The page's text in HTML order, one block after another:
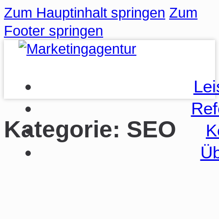
Zum Hauptinhalt springen Zum
Footer springen
Kategorie: SEO